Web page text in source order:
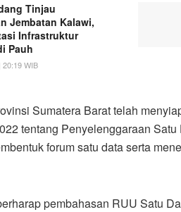
Tinjau
Jembatan Kalawi,
Infrastruktur
Pauh
WIB
Sumatera Barat telah
tentang Penyelenggaraan
forum satu data serta
pembahasan RUU Satu